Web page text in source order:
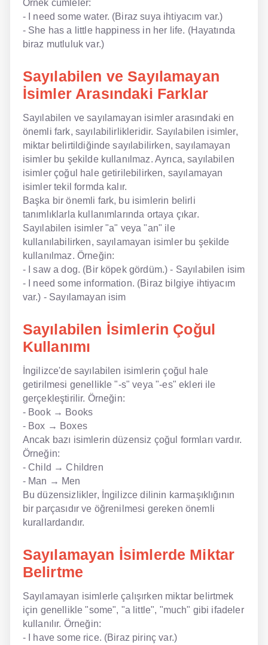
Örnek cümleler:
- I need some water. (Biraz suya ihtiyacım var.)
- She has a little happiness in her life. (Hayatında
biraz mutluluk var.)
Sayılabilen ve Sayılamayan
İsimler Arasındaki Farklar
Sayılabilen ve sayılamayan isimler arasındaki en
önemli fark, sayılabilirlikleridir. Sayılabilen isimler,
miktar belirtildiğinde sayılabilirken, sayılamayan
isimler bu şekilde kullanılmaz. Ayrıca, sayılabilen
isimler çoğul hale getirilebilirken, sayılamayan
isimler tekil formda kalır.
Başka bir önemli fark, bu isimlerin belirli
tanımlıklarla kullanımlarında ortaya çıkar.
Sayılabilen isimler "a" veya "an" ile
kullanılabilirken, sayılamayan isimler bu şekilde
kullanılmaz. Örneğin:
- I saw a dog. (Bir köpek gördüm.) - Sayılabilen isim
- I need some information. (Biraz bilgiye ihtiyacım
var.) - Sayılamayan isim
Sayılabilen İsimlerin Çoğul
Kullanımı
İngilizce'de sayılabilen isimlerin çoğul hale
getirilmesi genellikle "-s" veya "-es" ekleri ile
gerçekleştirilir. Örneğin:
- Book → Books
- Box → Boxes
Ancak bazı isimlerin düzensiz çoğul formları vardır.
Örneğin:
- Child → Children
- Man → Men
Bu düzensizlikler, İngilizce dilinin karmaşıklığının
bir parçasıdır ve öğrenilmesi gereken önemli
kurallardandır.
Sayılamayan İsimlerde Miktar
Belirtme
Sayılamayan isimlerle çalışırken miktar belirtmek
için genellikle "some", "a little", "much" gibi ifadeler
kullanılır. Örneğin:
- I have some rice. (Biraz pirinç var.)